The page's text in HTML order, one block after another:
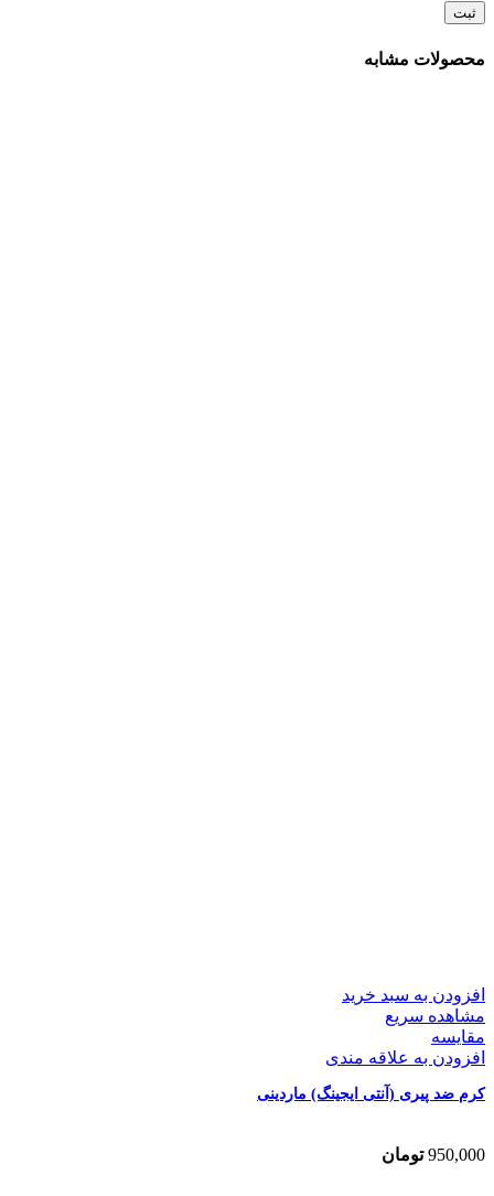
محصولات مشابه
افزودن به سبد خرید
مشاهده سریع
مقایسه
افزودن به علاقه مندی
کرم ضد پیری (آنتی ایجینگ) ماردینی
950,000 تومان